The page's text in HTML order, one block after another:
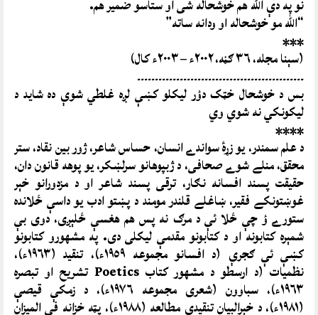
نو په دې الله هم خوشحاله شى او ستاسو ضمير هم.
“الله مو خوشحاله او ودانه ساته”
***
(سېنا مجله، ٣٦ ګڼه، ٢٠٠٢ء – ٢٠٠٣ء کال)
۔۔۔۔۔۔۔۔۔۔۔۔۔۔۔۔۔۔۔۔۔۔۔۔۔۔۔۔۔۔۔۔۔۔۔۔۔۔۔۔۔۔۔۔۔۔۔
بس د خوشحال خټک دؤر لیکلو کښې لږه غلطي شوې ده شاید د
لیکونکي نه شوي وي
****
د علم سمندر، يو زړۀ سواندے انسان، حساس شاعر، ژور بين نقاد، ستر
محقق، منلے شوے صحافى، د ژبپوهانو سرلښکر، يو پوهه قانون دان،
حقيقت پسند افسانه نګار، ترقى پسند شاعر او د مزدورانو خېر
غوښتونکے فقير، ښاغلے قلندر مومند د پښتو ادب يو داسې ځلانده
ستورے ؤ چې ځلا ئې د مرګ نه پس هم هغسې ځلېږى، دوى بې
شمېره کتابونه او د کتابونو مقدمې ليکلى دى. په مشهورو کتابونو
کښې ئې ګجرې (د افسانو مجموعه ١٩٥٩ء)، تنقيد (١٩٦٣ء)،
نظميات (د ارسطو د مشهور کتاب Poetics تشريح او تبصره
١٩٦٣ء)، سباوون (شعرى مجموعه ١٩٧٦ء)، د زمکې قيصې
(١٩٨١ء)، د خېرالبيان تنقيدى مطالعه (١٩٨٨ء)، پټه خزانه فى الميزان